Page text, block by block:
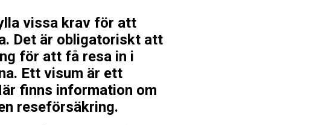
vissa krav för att
Det är obligatoriskt att
för att få resa in i
Ett visum är ett
finns information om
reseförsäkring.